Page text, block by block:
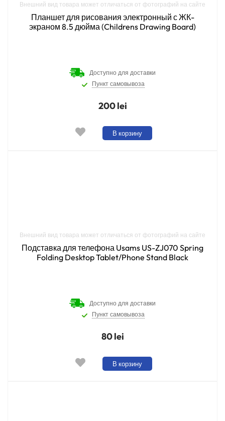
Внешний вид товара может отличаться от фотографий на сайте
Планшет для рисования электронный с ЖК-
экраном 8.5 дюйма (Childrens Drawing Board)
Доступно для доставки
Пункт самовывоза
200 lei
В корзину
Внешний вид товара может отличаться от фотографий на сайте
Подставка для телефона Usams US-ZJ070 Spring
Folding Desktop Tablet/Phone Stand Black
Доступно для доставки
Пункт самовывоза
80 lei
В корзину